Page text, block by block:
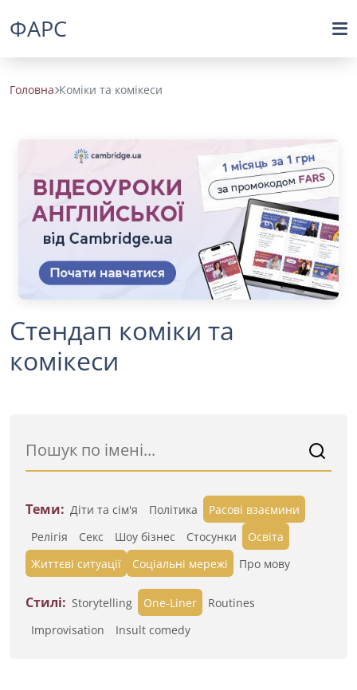
ФАРС
Головна Коміки та комікеси
Стендап коміки та
комікеси
Теми: Діти та сім'я Політика
Расові взаємини
Релігія
Секс Шоу бізнес Стосунки
Освіта
Життєві ситуації
Cоціальні мережі Про мову
Стилі: Storytelling One-Liner
Routines
Improvisation
Insult comedy